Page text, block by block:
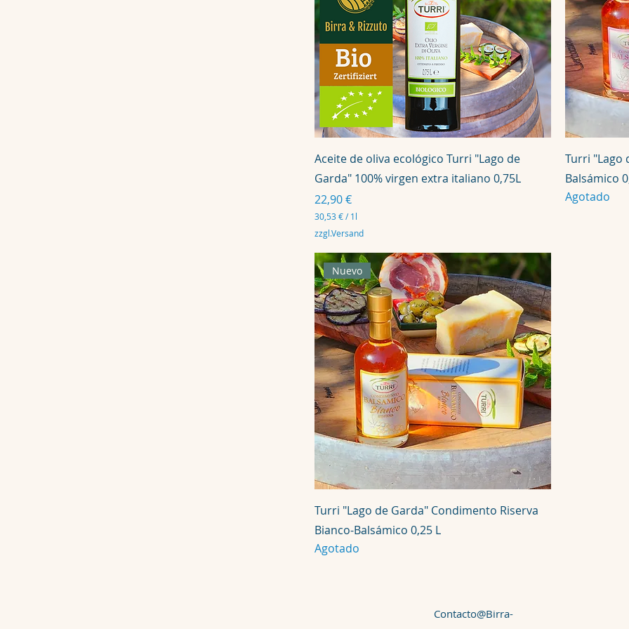
Aceite de oliva ecológico Turri "Lago de
Garda" 100% virgen extra italiano 0,75L
Precio
22,90 €
30,53 € /1l
0
5
3
€
p
o
r
1
i
t
r
o
zzgl.Versand
Turri "Lago
Balsámico
Agotado
Nuevo
Turri "Lago de Garda" Condimento Riserva
Bianco-Balsámico 0,25 L
Agotado
Contacto@Birra-